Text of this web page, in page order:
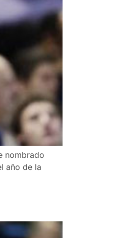
nombrado
año de la